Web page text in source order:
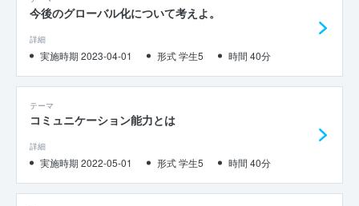
今後のグローバル化について考えよ。
詳細
実施時期 2023-04-01 形式 学生5 時間 40分
テーマ
コミュニケーション能力とは
詳細
実施時期 2022-05-01 形式 学生5 時間 40分